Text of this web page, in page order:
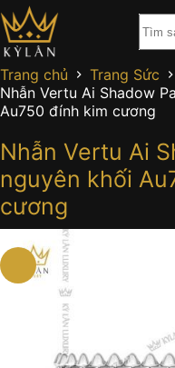
Chuyển
đến
phần
nội
dung
Trang chủ Trang Sức
Nhẫn Vertu Ai Shadow
Au750 đính kim cương
Nhẫn Vertu Ai
nguyên khối
cương